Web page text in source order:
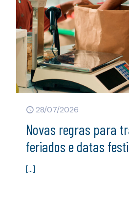
28/07/2026
Novas regras para
feriados e datas
[…]